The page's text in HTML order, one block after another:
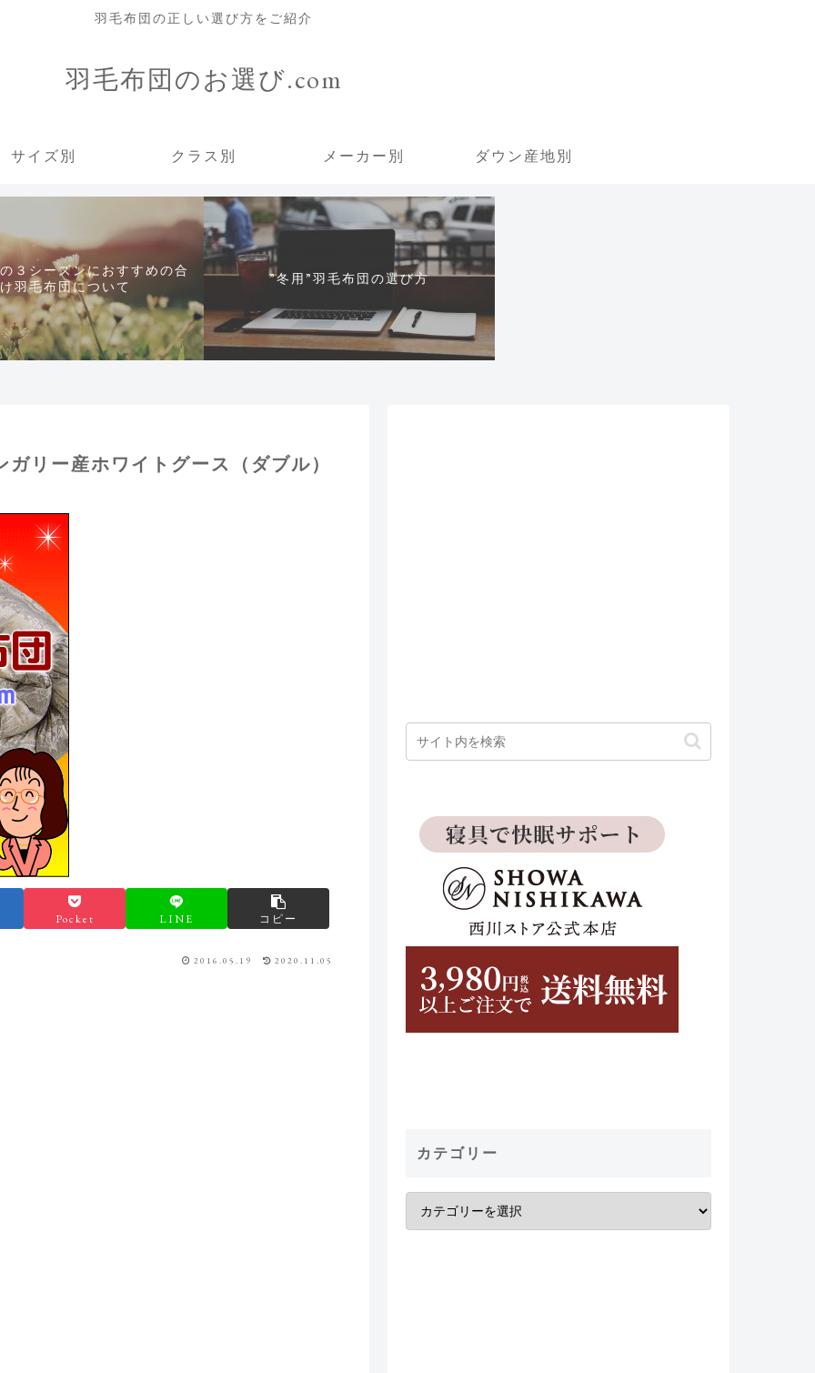
羽毛布団の正しい選び方をご紹介
羽毛布団のお選び.com
サイズ別 クラス別 メーカー別 ダウン産地別
３シーズンにおすすめの合
羽毛布団について
”冬用”羽毛布団の選び方
リー産ホワイトグース（ダブル）
Pocket LINE コピー
2016.05.19 2020.11.05
カテゴリー